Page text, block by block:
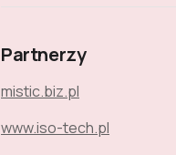
Partnerzy
mistic.biz.pl
www.iso-tech.pl